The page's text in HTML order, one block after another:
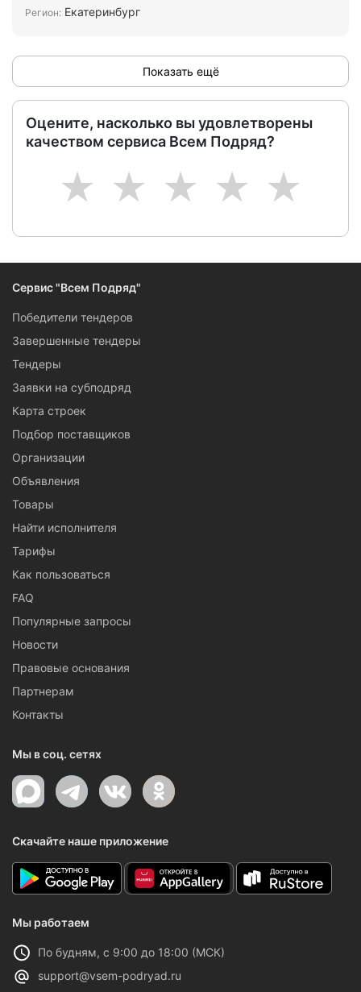
Регион: Екатеринбург
Показать ещё
Оцените, насколько вы удовлетворены
качеством сервиса Всем Подряд?
5
4
3
2
1
Сервис "Всем Подряд"
Победители тендеров
Завершенные тендеры
Тендеры
Заявки на субподряд
Карта строек
Подбор поставщиков
Организации
Объявления
Товары
Найти исполнителя
Тарифы
Как пользоваться
FAQ
Популярные запросы
Новости
Правовые основания
Партнерам
Контакты
Мы в соц. сетях
Скачайте наше приложение
Мы работаем
По будням, с 9:00 до 18:00 (МСК)
support@vsem-podryad.ru